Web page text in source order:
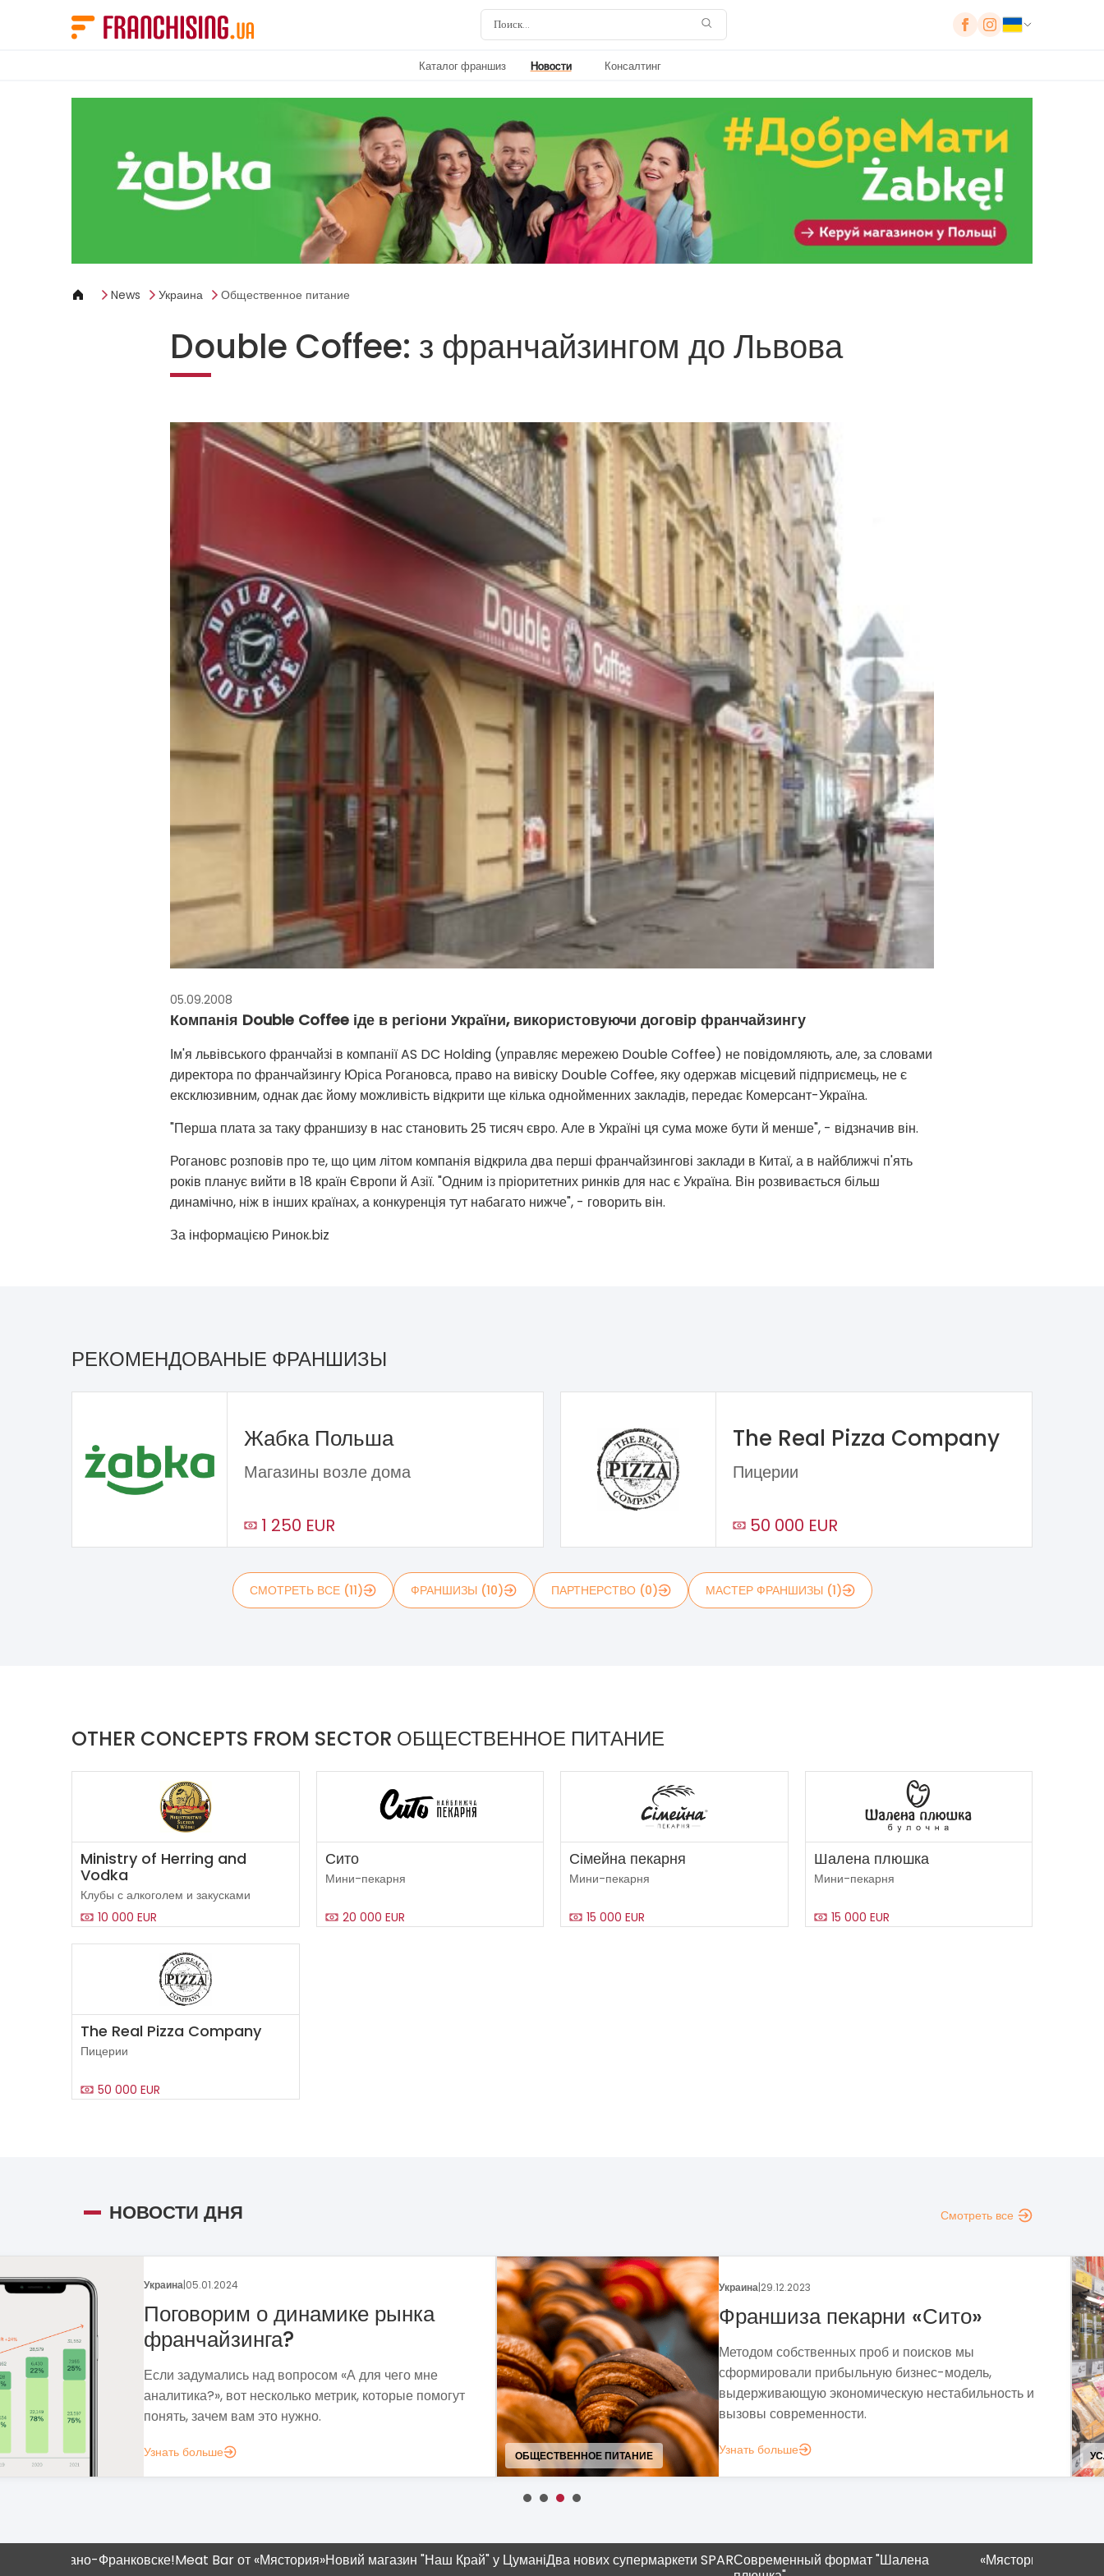
Каталог франшиз Новости Консалтинг
News Украина Общественное питание
Double Coffee: з франчайзингом до Львова
05.09.2008
Компанія Double Coffee іде в регіони України, використовуючи договір франчайзингу
Ім'я львівського франчайзі в компанії AS DC Holding (управляє мережею Double Coffee) не повідомляють, але, за словами
директора по франчайзингу Юріса Рогановса, право на вивіску Double Coffee, яку одержав місцевий підприємець, не є
ексклюзивним, однак дає йому можливість відкрити ще кілька однойменних закладів, передає Комерсант-Україна.
"Перша плата за таку франшизу в нас становить 25 тисяч євро. Але в Україні ця сума може бути й менше", - відзначив він.
Рогановс розповів про те, що цим літом компанія відкрила два перші франчайзингові заклади в Китаї, а в найближчі п'ять
років планує вийти в 18 країн Європи й Азії. "Одним із пріоритетних ринків для нас є Україна. Він розвивається більш
динамічно, ніж в інших країнах, а конкуренція тут набагато нижче", - говорить він.
За інформацією Ринок.biz
РЕКОМЕНДОВАНЫЕ ФРАНШИЗЫ
Жабка Польша
Магазины возле дома
1 250 EUR
The Real Pizza Company
Пицерии
50 000 EUR
СМОТРЕТЬ ВСЕ (11) ФРАНШИЗЫ (10) ПАРТНЕРСТВО (0) МАСТЕР ФРАНШИЗЫ (1)
OTHER CONCEPTS FROM SECTOR ОБЩЕСТВЕННОЕ ПИТАНИЕ
Ministry of Herring and
Vodka
Клубы с алкоголем и закусками
10 000 EUR
Сито
Мини-пекарня
20 000 EUR
Сімейна пекарня
Мини-пекарня
15 000 EUR
Шалена плюшка
Мини-пекарня
15 000 EUR
The Real Pizza Company
Пицерии
50 000 EUR
НОВОСТИ ДНЯ Смотреть все
Украина 05.01.2024
Поговорим о динамике рынка
франчайзинга?
Если задумались над вопросом «А для чего мне
аналитика?», вот несколько метрик, которые помогут
понять, зачем вам это нужно.
Узнать больше ОБЩЕСТВЕННОЕ ПИТАНИЕ
Украина |29.12.2023
Франшиза пекарни «Сито»
Методом собственных проб и поисков мы
сформировали прибыльную бизнес-модель,
выдерживающую экономическую нестабильность и
вызовы современности.
Узнать больше УСЛУГИ
Франковске!Meat Bar от «Мястория»Новий магазин "Наш Край" у ЦуманіДва нових супермаркети SPARСовременный формат "Шалена
«Мястория» в Ивано-